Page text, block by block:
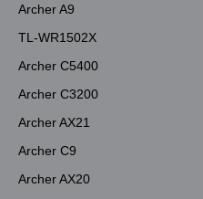
Archer A9
TL-WR1502X
Archer C5400
Archer C3200
Archer AX21
Archer C9
Archer AX20